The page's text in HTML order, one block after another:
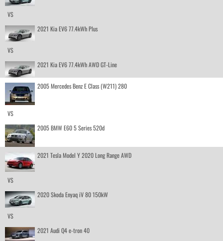
VS
2021 Kia EV6 77.4kWh Plus
VS
2021 Kia EV6 77.4kWh AWD GT-Line
2005 Mercedes Benz E Class (W211) 280
VS
2005 BMW E60 5 Series 520d
2021 Tesla Model Y 2020 Long Range AWD
VS
2020 Skoda Enyaq iV 80 150kW
VS
2021 Audi Q4 e-tron 40